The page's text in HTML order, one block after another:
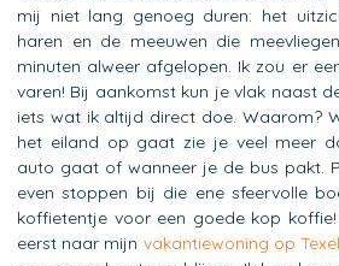
mij niet lang genoeg duren: het
haren en de meeuwen die
minuten alweer afgelopen. Ik zou er
varen! Bij aankomst kun je vlak naast
iets wat ik altijd direct doe. Waarom?
het eiland op gaat zie je veel meer
auto gaat of wanneer je de bus pakt.
even stoppen bij die ene sfeervolle
koffietentje voor een goede kop
eerst naar mijn vakantiewoning op Texel